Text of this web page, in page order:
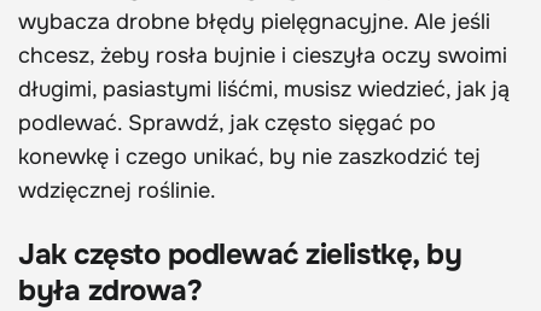
wybacza drobne błędy pielęgnacyjne. Ale jeśli
chcesz, żeby rosła bujnie i cieszyła oczy swoimi
długimi, pasiastymi liśćmi, musisz wiedzieć, jak ją
podlewać. Sprawdź, jak często sięgać po
konewkę i czego unikać, by nie zaszkodzić tej
wdzięcznej roślinie.
Jak często podlewać zielistkę, by
była zdrowa?